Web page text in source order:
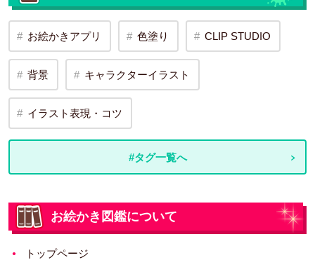
お絵かきアプリ 色塗り CLIP STUDIO
背景 キャラクターイラスト
イラスト表現・コツ
#タグ一覧へ
お絵かき図鑑について
トップページ